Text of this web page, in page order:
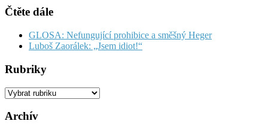
Čtěte dále
GLOSA: Nefungující prohibice a směšný Heger
Luboš Zaorálek: „Jsem idiot!“
Rubriky
Rubriky
Archív